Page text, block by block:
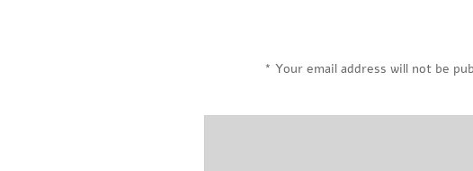
Your email address will not be
*